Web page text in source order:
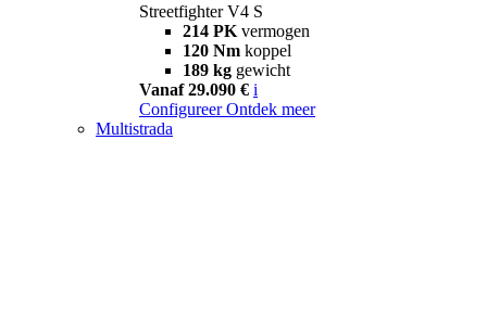
Streetfighter V4 S
214 PK vermogen
120 Nm koppel
189 kg gewicht
Vanaf 29.090 € i
Configureer Ontdek meer
Multistrada